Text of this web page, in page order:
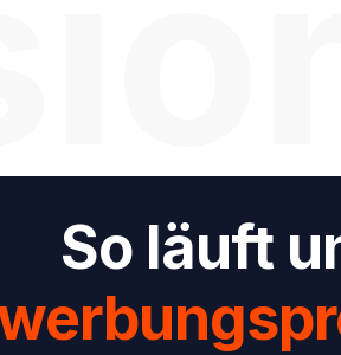
So läuft